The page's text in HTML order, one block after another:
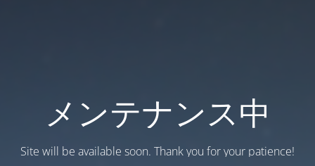
メンテナンス中
Site will be available soon. Thank you for your patience!